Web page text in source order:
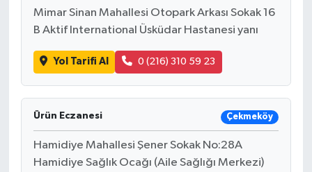
Mimar Sinan Mahallesi Otopark Arkası Sokak 16
B Aktif International Üsküdar Hastanesi yanı
Yol Tarifi Al 0 (216) 310 59 23
Ürün Eczanesi Çekmeköy
Hamidiye Mahallesi Şener Sokak No:28A
Hamidiye Sağlık Ocağı (Aile Sağlığı Merkezi)